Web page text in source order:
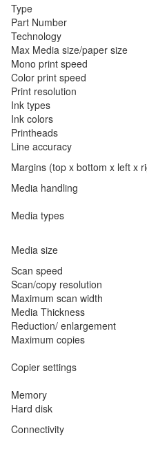
Type
Part Number
Technology
Max Media size/paper size
Mono print speed
Color print speed
Print resolution
Ink types
Ink colors
Printheads
Line accuracy
Margins (top x bottom x left x
Media handling
Media types
Media size
Scan speed
Scan/copy resolution
Maximum scan width
Media Thickness
Reduction/ enlargement
Maximum copies
Copier settings
Memory
Hard disk
Connectivity